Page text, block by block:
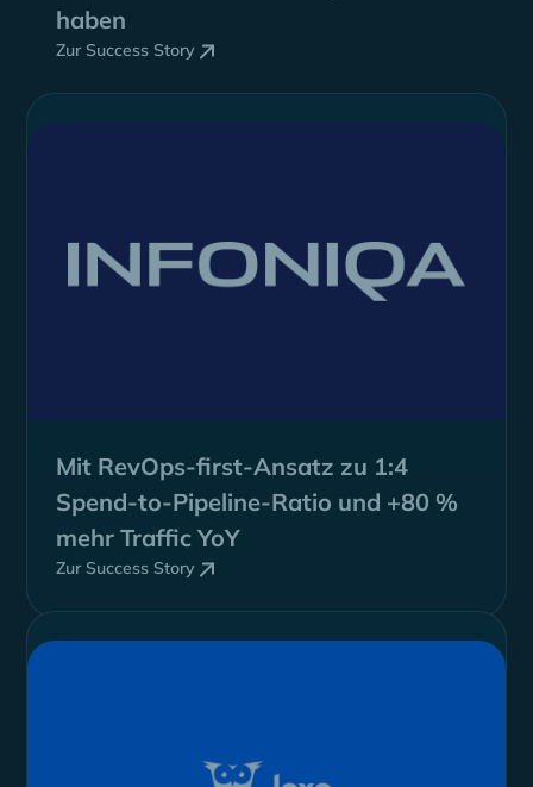
haben
Zur Success Story
Mit RevOps-first-Ansatz zu 1:4
Spend-to-Pipeline-Ratio und +80 %
mehr Traffic YoY
Zur Success Story